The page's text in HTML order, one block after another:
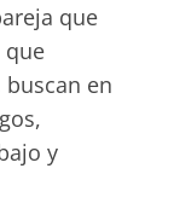
que
que
buscan en
y